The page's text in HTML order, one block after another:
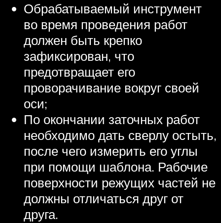
Обрабатываемый инструмент
во время проведения работ
должен быть крепко
зафиксирован, что
предотвращает его
проворачивание вокруг своей
оси;
По окончании заточных работ
необходимо дать сверлу остыть,
после чего измерить его углы
при помощи шаблона. Рабочие
поверхности режущих частей не
должны отличаться друг от
друга.